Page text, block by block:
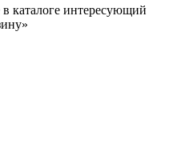
каталоге интересующий